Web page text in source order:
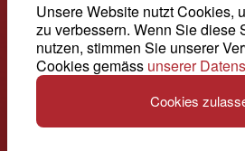
Unsere Website nutzt Cookies,
zu verbessern. Wenn Sie diese
nutzen, stimmen Sie unserer
Cookies gemäss unserer
Cookies
Etoiles du Valais
+41 27 345 40 80
info@swisswinevalais.ch
Impressum